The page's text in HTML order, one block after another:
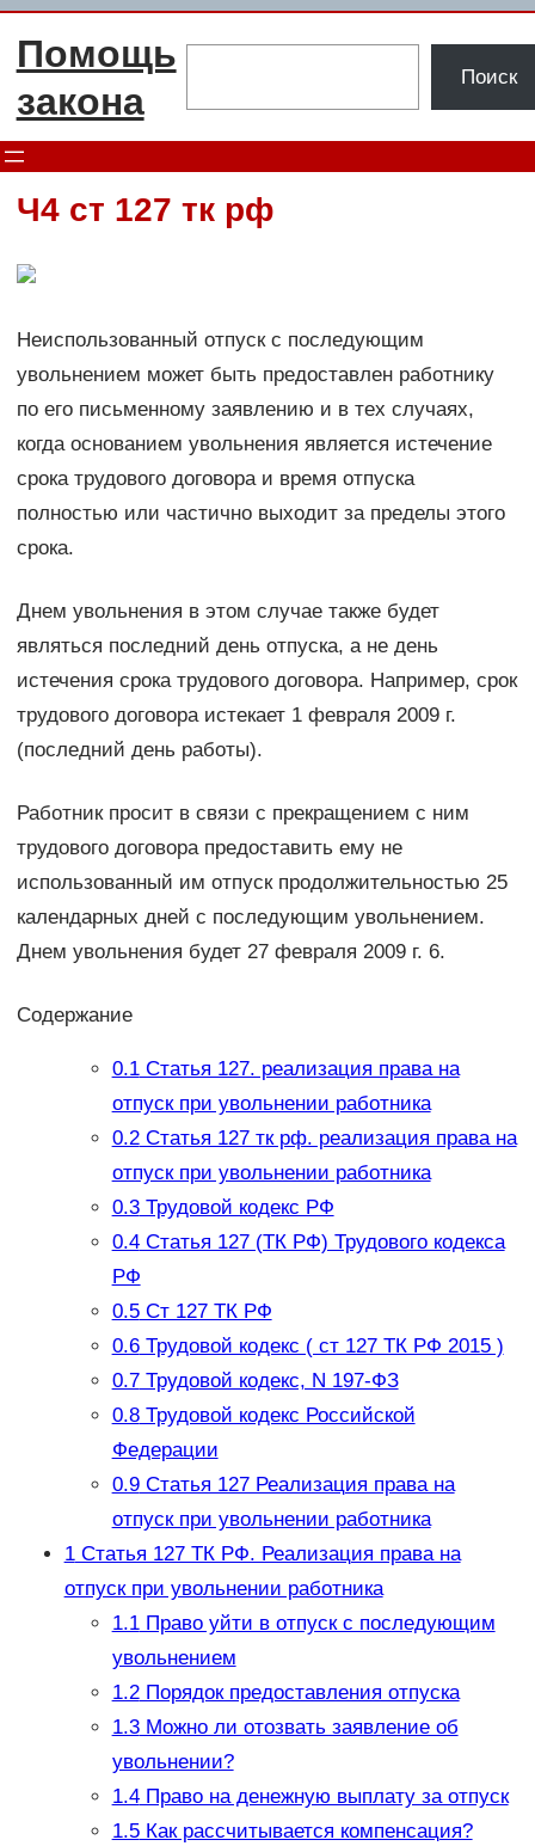
Перейти
Помощь
закона
Поиск
Ч4 ст 127 тк рф
Неиспользованный отпуск с последующим
увольнением может быть предоставлен работнику
по его письменному заявлению и в тех случаях,
когда основанием увольнения является истечение
срока трудового договора и время отпуска
полностью или частично выходит за пределы этого
срока.
Днем увольнения в этом случае также будет
являться последний день отпуска, а не день
истечения срока трудового договора. Например, срок
трудового договора истекает 1 февраля 2009 г.
(последний день работы).
Работник просит в связи с прекращением с ним
трудового договора предоставить ему не
использованный им отпуск продолжительностью 25
календарных дней с последующим увольнением.
Днем увольнения будет 27 февраля 2009 г. 6.
Содержание
0.1Статья 127. реализация права на
отпуск при увольнении работника
0.2Статья 127 тк рф. реализация права на
отпуск при увольнении работника
0.3Трудовой кодекс РФ
0.4Статья 127 (ТК РФ) Трудового кодекса
РФ
0.5Ст 127 ТК РФ
0.6Трудовой кодекс ( ст 127 ТК РФ 2015 )
0.7Трудовой кодекс, N 197-ФЗ
0.8Трудовой кодекс Российской
Федерации
0.9Статья 127 Реализация права на
отпуск при увольнении работника
1Статья 127 ТК РФ. Реализация права на
отпуск при увольнении работника
1.1Право уйти в отпуск с последующим
увольнением
1.2Порядок предоставления отпуска
1.3Можно ли отозвать заявление об
увольнении?
1.4Право на денежную выплату за отпуск
1.5Как рассчитывается компенсация?